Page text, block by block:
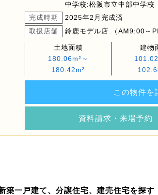
中学校:松阪市立中部中学校
完成時期
2025年2月完成済
取扱店舗
鈴鹿モデル店 （AM9:00～
土地面積
180.06m²～
180.42m²
建物
この物件を
資料請求・来場予約
築一戸建て、分譲住宅、建売住宅を探す